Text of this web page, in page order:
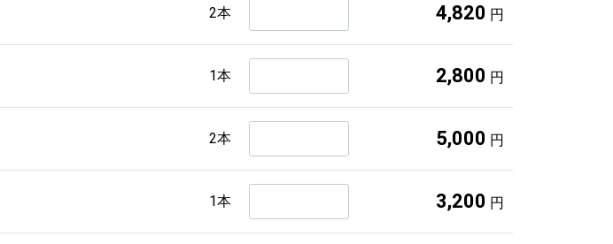
2本 4,820 円
1本 2,800 円
2本 5,000 円
1本 3,200 円